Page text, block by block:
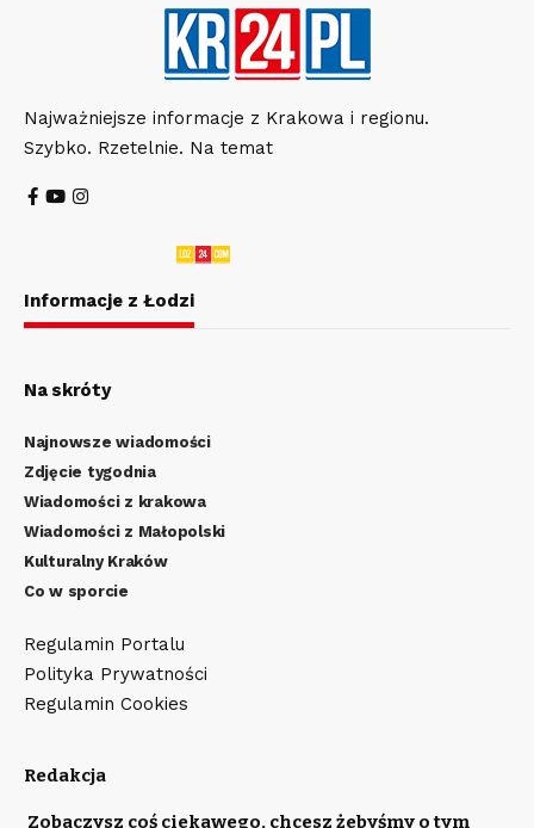
Najważniejsze informacje z Krakowa i regionu.
Szybko. Rzetelnie. Na temat
Informacje z Łodzi
Na skróty
Najnowsze wiadomości
Zdjęcie tygodnia
Wiadomości z krakowa
Wiadomości z Małopolski
Kulturalny Kraków
Co w sporcie
Regulamin Portalu
Polityka Prywatności
Regulamin Cookies
Redakcja
Zobaczysz coś ciekawego, chcesz żebyśmy o tym